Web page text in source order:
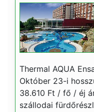
Thermal AQUA
Október 23-i
38.610 Ft / fő / éj
szállodai